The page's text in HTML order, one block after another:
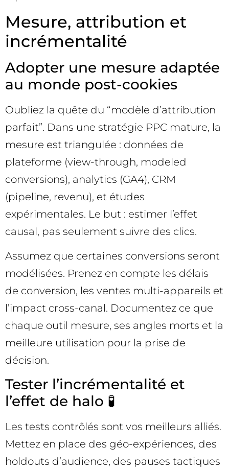
Mesure, attribution et
incrémentalité
Adopter une mesure adaptée
au monde post-cookies
Oubliez la quête du “modèle d’attribution
parfait”. Dans une stratégie PPC mature, la
mesure est triangulée : données de
plateforme (view-through, modeled
conversions), analytics (GA4), CRM
(pipeline, revenu), et études
expérimentales. Le but : estimer l’effet
causal, pas seulement suivre des clics.
Assumez que certaines conversions seront
modélisées. Prenez en compte les délais
de conversion, les ventes multi-appareils et
l’impact cross-canal. Documentez ce que
chaque outil mesure, ses angles morts et la
meilleure utilisation pour la prise de
décision.
Tester l’incrémentalité et
l’effet de halo 🧪
Les tests contrôlés sont vos meilleurs alliés.
Mettez en place des géo-expériences, des
holdouts d’audience, des pauses tactiques